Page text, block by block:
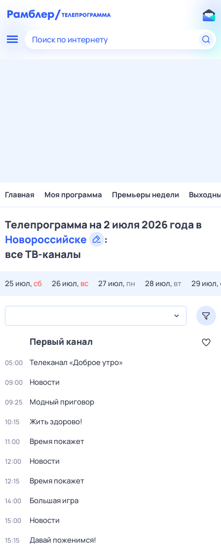
Поиск по интернету
Главная Моя программа Премьеры недели
Телепрограмма на 2 июля 2026 года в
Новороссийске
:
все ТВ-каналы
25 июл,сб 26 июл, вс 27 июл, пн 28 июл, вт 29 июл,
Первый канал
05:00 Телеканал «Доброе утро»
09:00 Новости
09:25 Модный приговор
10:15 Жить здорово!
11:00 Время покажет
12:00 Новости
12:15 Время покажет
14:00 Большая игра
15:00 Новости
15:15 Давай поженимся!